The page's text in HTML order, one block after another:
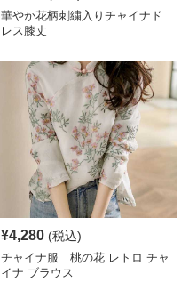
華やか花柄刺繍入りチャイナド
レス膝丈
¥4,280 (税込)
チャイナ服 桃の花 レトロ チャ
イナ ブラウス